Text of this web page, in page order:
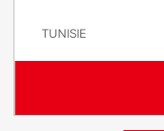
ê